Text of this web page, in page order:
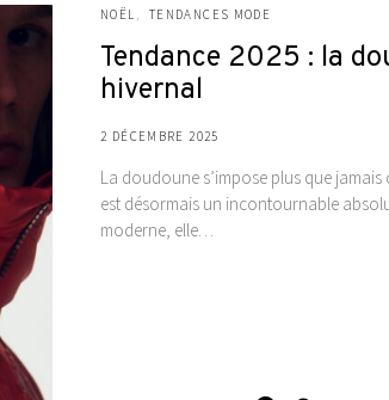
NOËL TENDANCES MODE
Tendance 2025 : la
hivernal
2 DÉCEMBRE 2025
La doudoune s’impose plus que
est désormais un incontournable
moderne, elle…